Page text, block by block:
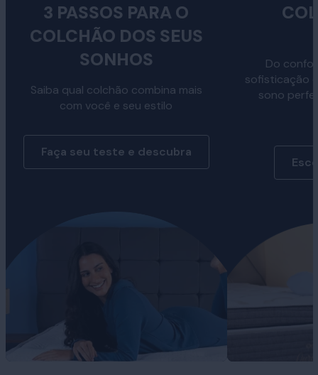
3 PASSOS PARA O
COLCHÃO DOS SEUS
SONHOS
Saiba qual colchão combina mais
com você e seu estilo
Faça seu teste e descubra
Do
sofisticação
sono